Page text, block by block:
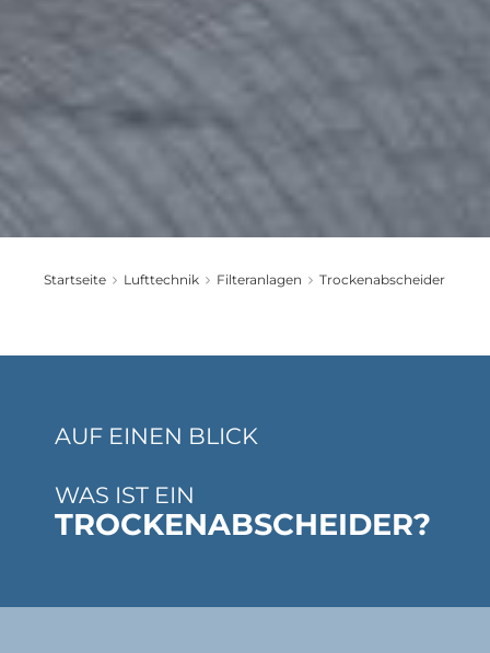
Startseite Lufttechnik Filteranlagen Trockenabscheider
AUF EINEN BLICK
WAS IST EIN
TROCKENABSCHEIDER?